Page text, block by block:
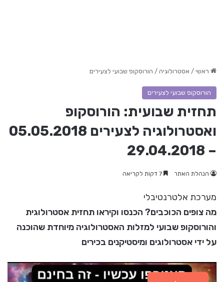
ראשי / אסטרולוגיה / הורוסקופ שבועי לצעירים
הורוסקופ שבועי לצעירים
תחזית שבועית: הורוסקופ
ואסטרולוגיה לצעירים 05.05.2018
– 29.04.2018
הנהלת האתר
מערכת אלטרנטיבלי
מה צופים הכוכבים? הכנסו וקיראו תחזית אסטרולוגית
והורוסקופ שבועי למזלות האסטרולוגיה מיוחדת שהוכנה
על ידי אסטרולוגים ומיסטיקנים בכירים